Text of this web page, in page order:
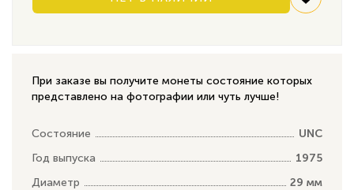
При заказе вы получите монеты состояние которых
представлено на фотографии или чуть лучше!
Состояние
UNC
Год выпуска
1975
Диаметр
29 мм